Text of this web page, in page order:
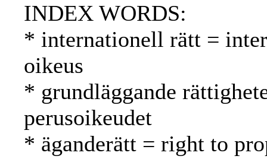
INDEX WORDS:
* internationell rätt =
oikeus
* grundläggande
perusoikeudet
* äganderätt = right to